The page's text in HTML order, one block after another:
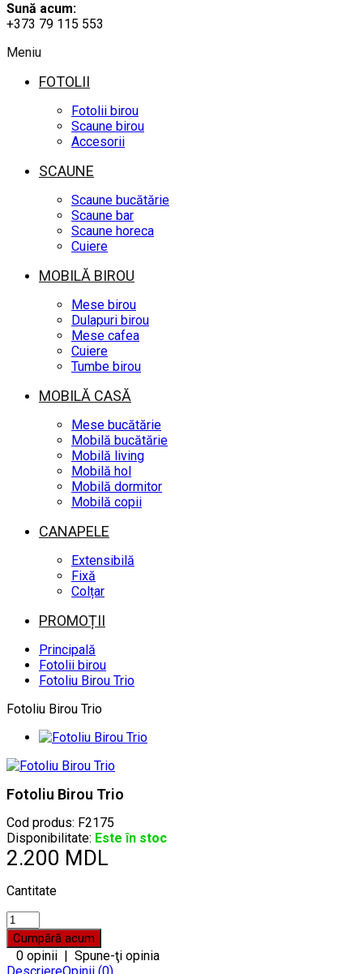
Sună acum:
+373 79 115 553
Meniu
FOTOLII
Fotolii birou
Scaune birou
Accesorii
SCAUNE
Scaune bucătărie
Scaune bar
Scaune horeca
Cuiere
MOBILĂ BIROU
Mese birou
Dulapuri birou
Mese cafea
Cuiere
Tumbe birou
MOBILĂ CASĂ
Mese bucătărie
Mobilă bucătărie
Mobilă living
Mobilă hol
Mobilă dormitor
Mobilă copii
CANAPELE
Extensibilă
Fixă
Colțar
PROMOȚII
Principală
Fotolii birou
Fotoliu Birou Trio
Fotoliu Birou Trio
Fotoliu Birou Trio
Cod produs: F2175
Disponibilitate: Este în stoc
2.200 MDL
Cantitate
0 opinii | Spune-ţi opinia